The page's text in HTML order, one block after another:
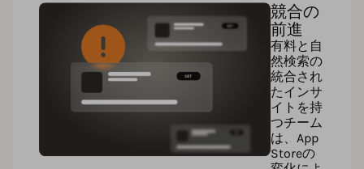
競合の
前進
有料と自
然検索の
統合され
たインサ
イトを持
つチーム
は、App
Storeの